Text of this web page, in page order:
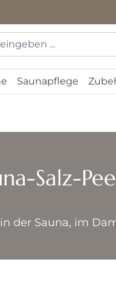
Saunapflege
Salz-
der Sauna, im